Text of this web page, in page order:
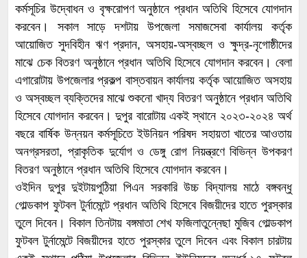
কর্মসূচির উদ্বোধন ও বৃক্ষরোপণ অনুষ্ঠানে প্রধান অতিথি হিসেবে যোগদান
করবেন। সকাল সাড়ে দশটায় উপজেলা সমাজসেবা কার্যালয় কর্তৃক
আয়োজিত সুদবিহীন ঋণ প্রদান, অসহায়-অস্বচ্ছল ও ক্ষুদ্র-নৃগোষ্ঠীদের
মাঝে চেক বিতরণ অনুষ্ঠানে প্রধান অতিথি হিসেবে যোগদান করবেন। বেলা
এগারোটায় উপজেলার প্রকল্প বাস্তবায়ন কার্যালয় কর্তৃক আয়োজিত অসহায়
ও অস্বচ্ছল ব্যক্তিদের মাঝে শুকনো খাদ্য বিতরণ অনুষ্ঠানে প্রধান অতিথি
হিসেবে যোগদান করবেন। দুপুর বারোটায় একই স্থানে ২০২৩-২০২৪ অর্থ
বছরে বার্ষিক উন্নয়ন কর্মসূচিতে ইউনিয়ন পরিষদ সহায়তা খাতের আওতায়
অনগ্রসরতা, প্রাকৃতিক দুর্যোগ ও ডেঙ্গু রোগ নিয়ন্ত্রণে বিভিন্ন উপকরণ
বিতরণ অনুষ্ঠানে প্রধান অতিথি হিসেবে যোগদান করবেন।
ওইদিন দুপুর দুইটায়পুঠিয়া পিএন সরকারি উচ্চ বিদ্যালয় মাঠে বঙ্গবন্ধু
গোল্ডকাপ ফুটবল টুর্নামেন্টে প্রধান অতিথি হিসেবে বিজয়ীদের হাতে পুরস্কার
তুলে দিবেন। বিকাল তিনটায় বঙ্গমাতা শেখ ফজিলাতুন্নেছা মুজিব গোল্ডকাপ
ফুটবল টুর্নামেন্টে বিজয়ীদের হাতে পুরস্কার তুলে দিবেন এবং বিকাল চারটায়